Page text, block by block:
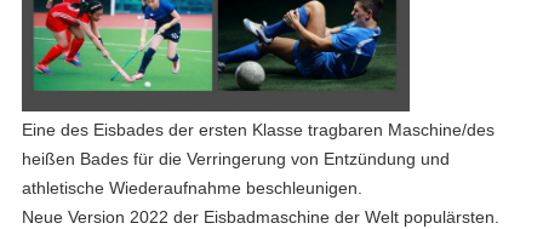
Eine des Eisbades der ersten Klasse tragbaren Maschine/des
heißen Bades für die Verringerung von Entzündung und
athletische Wiederaufnahme beschleunigen.
Neue Version 2022 der Eisbadmaschine der Welt populärsten.